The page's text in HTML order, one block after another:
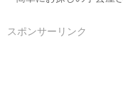
スポンサーリンク